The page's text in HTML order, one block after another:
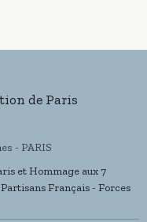
de Paris
- PARIS
et Hommage aux 7
Français - Forces